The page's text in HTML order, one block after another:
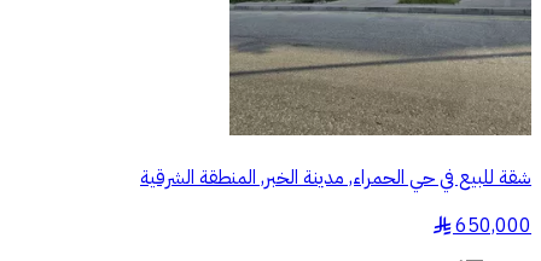
شقة للبيع في حي الحمراء, مدينة الخبر, المنطقة الشرقية
650,000
§